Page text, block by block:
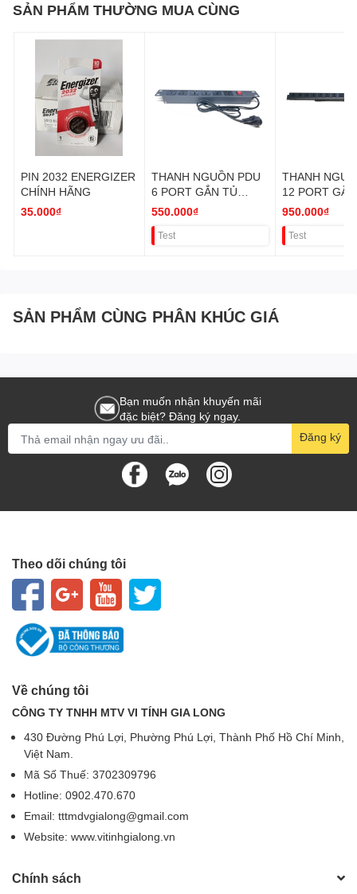
SẢN PHẨM THƯỜNG MUA CÙNG
PIN 2032 ENERGIZER
CHÍNH HÃNG
35.000₫
THANH NGUỒN PDU
6 PORT GẮN TỦ
RACK (CHƯA VAT)
550.000₫
Test
THANH
12 PORT
RACK (CHƯA
950.000₫
Test
SẢN PHẨM CÙNG PHÂN KHÚC GIÁ
Bạn muốn nhận khuyến mãi
đặc biệt? Đăng ký ngay.
Đăng ký
Theo dõi chúng tôi
Về chúng tôi
CÔNG TY TNHH MTV VI TÍNH GIA LONG
430 Đường Phú Lợi, Phường Phú Lợi, Thành Phố Hồ Chí Minh,
Việt Nam.
Mã Số Thuế: 3702309796
Hotline: 0902.470.670
Email: tttmdvgialong@gmail.com
Website: www.vitinhgialong.vn
Chính sách